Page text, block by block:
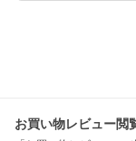
お買い物レビュー閲